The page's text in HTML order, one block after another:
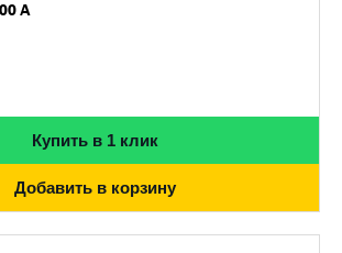
A
Купить в 1 клик
Добавить в корзину